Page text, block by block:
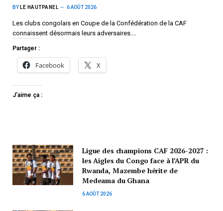
BY LE HAUTPANEL 6 AOÛT 2026
Les clubs congolais en Coupe de la Confédération de la CAF
connaissent désormais leurs adversaires.…
Partager :
Facebook X
J’aime ça :
Ligue des champions CAF 2026-2027 :
les Aigles du Congo face à l’APR du
Rwanda, Mazembe hérite de
Medeama du Ghana
6 AOÛT 2026